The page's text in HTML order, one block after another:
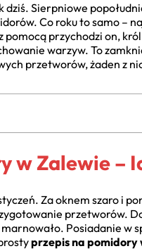
dziś. Sierpniowe
Co roku to samo –
pomocą przychodzi on,
warzyw. To
przetworów, żaden z
w Zalewie –
Za oknem szaro i
przetworów.
Posiadanie w
przepis na pomidory